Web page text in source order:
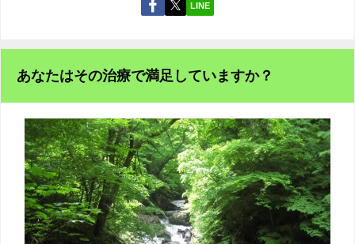
LINE
あなたはその治療で満足していますか？